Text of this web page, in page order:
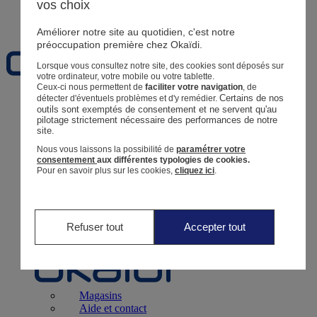
Naissance0 - 12 mois
Magasins
Retour
Bébé Fille3 mois - 5 ans
Magasins
Aide et contact
vos choix
Améliorer notre site au quotidien, c'est notre
préoccupation première chez Okaïdi.
Lorsque vous consultez notre site, des cookies sont déposés sur
votre ordinateur, votre mobile ou votre tablette.
Ceux-ci nous permettent defaciliter votre navigation , de
détecter d'éventuels problèmes et d'y remédier.Certains de nos
outils sont exemptés de consentement et ne servent qu'au
pilotage strictement nécessaire des performances de notre
site.
Nous vous laissons la possibilité deparamétrer votre
consentementaux différentes typologies de cookies.
Pour en savoir plus sur les cookies,cliquez ici
Refuser tout Accepter tout